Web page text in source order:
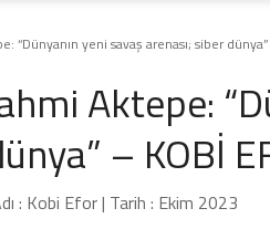
“Dünyanın yeni savaş arenası; siber
Aktepe:
– KOBİ
: Kobi Efor | Tarih : Ekim 2023